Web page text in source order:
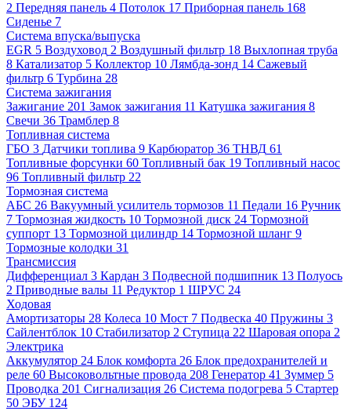
2 Передняя панель 4 Потолок 17 Приборная панель 168
Сиденье 7
Система впуска/выпуска
EGR 5 Воздуховод 2 Воздушный фильтр 18 Выхлопная труба
8 Катализатор 5 Коллектор 10 Лямбда-зонд 14 Сажевый
фильтр 6 Турбина 28
Система зажигания
Зажигание 201 Замок зажигания 11 Катушка зажигания 8
Свечи 36 Трамблер 8
Топливная система
ГБО 3 Датчики топлива 9 Карбюратор 36 ТНВД 61
Топливные форсунки 60 Топливный бак 19 Топливный насос
96 Топливный фильтр 22
Тормозная система
АБС 26 Вакуумный усилитель тормозов 11 Педали 16 Ручник
7 Тормозная жидкость 10 Тормозной диск 24 Тормозной
суппорт 13 Тормозной цилиндр 14 Тормозной шланг 9
Тормозные колодки 31
Трансмиссия
Дифференциал 3 Кардан 3 Подвесной подшипник 13 Полуось
2 Приводные валы 11 Редуктор 1 ШРУС 24
Ходовая
Амортизаторы 28 Колеса 10 Мост 7 Подвеска 40 Пружины 3
Сайлентблок 10 Стабилизатор 2 Ступица 22 Шаровая опора 2
Электрика
Аккумулятор 24 Блок комфорта 26 Блок предохранителей и
реле 60 Высоковольтные провода 208 Генератор 41 Зуммер 5
Проводка 201 Сигнализация 26 Система подогрева 5 Стартер
50 ЭБУ 124